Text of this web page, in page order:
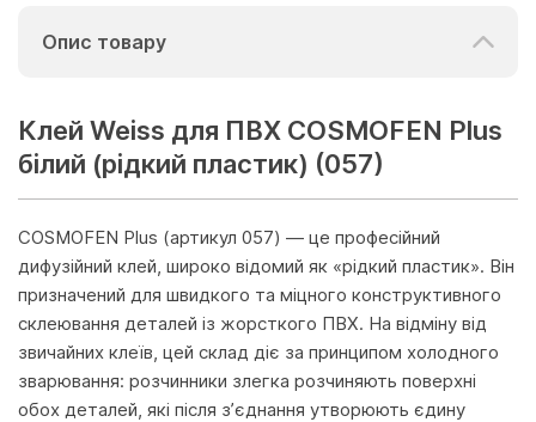
Опис товару
Клей Weiss для ПВХ COSMOFEN Plus
білий (рідкий пластик) (057)
COSMOFEN Plus (артикул 057) — це професійний
дифузійний клей, широко відомий як «рідкий пластик». Він
призначений для швидкого та міцного конструктивного
склеювання деталей із жорсткого ПВХ. На відміну від
звичайних клеїв, цей склад діє за принципом холодного
зварювання: розчинники злегка розчиняють поверхні
обох деталей, які після з’єднання утворюють єдину